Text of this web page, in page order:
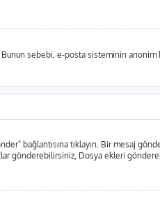
sebebi, e-posta sisteminin anonim
bağlantısına tıklayın. Bir mesaj
gönderebilirsiniz, Dosya ekleri